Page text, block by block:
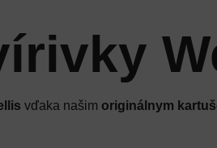
vďaka našim originálnym